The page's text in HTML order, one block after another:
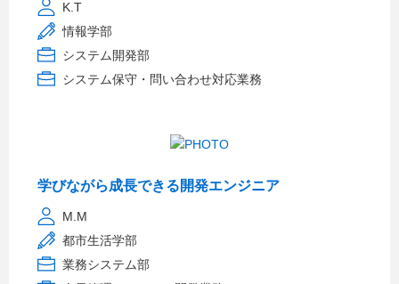
K.T
情報学部
システム開発部
システム保守・問い合わせ対応業務
学びながら成長できる開発エンジニア
M.M
都市生活学部
業務システム部